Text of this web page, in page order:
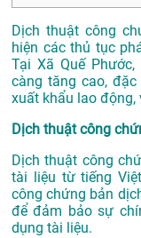
Dịch thuật công
hiện các thủ tục
Tại Xã Quế
càng tăng cao,
xuất khẩu lao
Dịch thuật công
Dịch thuật công
tài liệu từ tiếng
công chứng bản
để đảm bảo sự
dụng tài liệu.